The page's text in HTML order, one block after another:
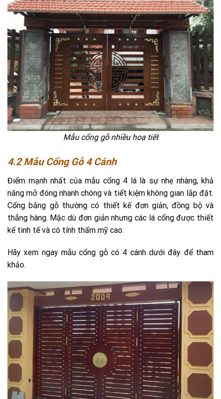
Mẫu cổng gỗ nhiều hoạ tiết
4.2 Mẫu Cổng Gỗ 4 Cánh
Điểm mạnh nhất của mẫu cổng 4 lá là sự nhẹ nhàng, khả
năng mở đóng nhanh chóng và tiết kiệm không gian lắp đặt.
Cổng bằng gỗ thường có thiết kế đơn giản, đồng bộ và
thẳng hàng. Mặc dù đơn giản nhưng các lá cổng được thiết
kế tinh tế và có tính thẩm mỹ cao.
Hãy xem ngay mẫu cổng gỗ có 4 cánh dưới đây để tham
khảo.